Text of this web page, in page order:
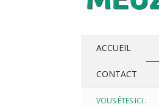
ACCUEIL
CONTACT
VOUS ÊTES ICI :